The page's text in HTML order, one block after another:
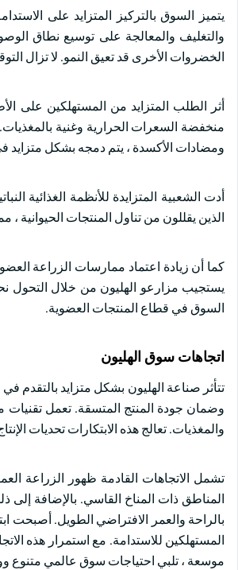
يتميز السوق بالتركيز المتزايد على
والتغليف والمعالجة على توسيع نطاق
الخضروات الأخرى قد تعيق النمو. لا تزال
أثر الطلب المتزايد من المستهلكين على
منخفضة السعرات الحرارية وغنية بالمغذيات.
ومضادات الأكسدة ، يتم دمجه بشكل متزايد
أدت الشعبية المتزايدة للأنظمة الغذائية
الذين يقللون من تناول المنتجات الحيوانية ،
كما أن زيادة اعتماد ممارسات الزراعة
يستجيب مزارعو الهليون من خلال التحول
السوق في قطاع المنتجات العضوية.
اتجاهات سوق الهليون
تتأثر صناعة الهليون بشكل متزايد بالتقدم
وضمان جودة المنتج المتسقة. تعمل تقنيات
والمغذيات. تعالج هذه الابتكارات تحديات
تشمل الاتجاهات القادمة ظهور الزراعة
المناطق ذات المناخ القاسي. بالإضافة إلى
بالراحة والعمر الافتراضي الطويل. أصبحت
المستهلكين للاستدامة. مع استمرار هذه
موسعة ، تلبي احتياجات سوق عالمي متنوع